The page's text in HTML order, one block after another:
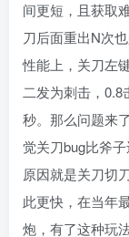
间更短，且获取
刀后面重出N次也
性能上，关刀左
二发为刺击，
秒。那么问题来
觉关刀bug比斧子
原因就是关刀切
此更快，在当年
炮，有了这种玩